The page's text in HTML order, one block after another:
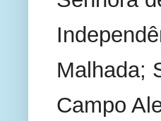
Malhada;
Campo